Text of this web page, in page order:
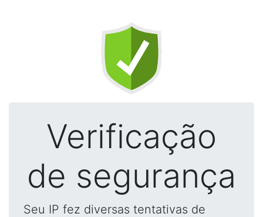
Verificação
de segurança
Seu IP fez diversas tentativas de